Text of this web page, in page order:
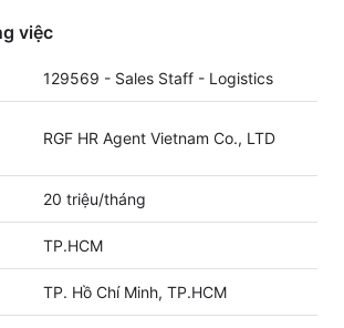
việc
129569 - Sales Staff - Logistics
RGF HR Agent Vietnam Co., LTD
20 triệu/tháng
TP.HCM
TP. Hồ Chí Minh, TP.HCM